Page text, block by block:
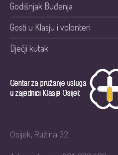
Godišnjak Buđenja
Gosti u Klasju i volonteri
Dječji kutak
Osijek, Ružina 32